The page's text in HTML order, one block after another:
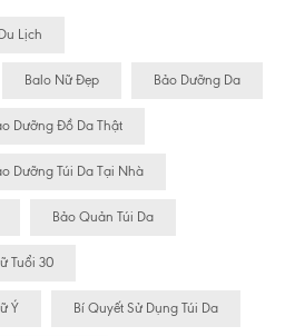
Lịch
Balo Nữ Đẹp Bảo Dưỡng Da
Dưỡng Đồ Da Thật
Dưỡng Túi Da Tại Nhà
Bảo Quản Túi Da
Tuổi 30
Ý Bí Quyết Sử Dụng Túi Da